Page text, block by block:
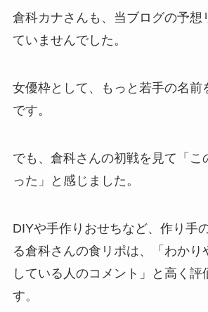
倉科カナさんも、当ブログの予想
ていませんでした。
女優枠として、もっと若手の名前
です。
でも、倉科さんの初戦を見て「こ
った」と感じました。
DIYや手作りおせちなど、作り手
る倉科さんの食リポは、「わかり
している人のコメント」と高く評
す。